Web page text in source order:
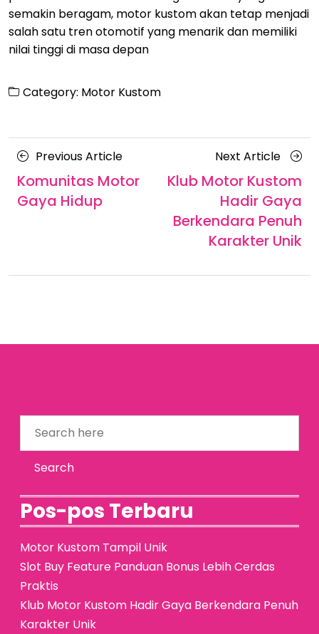
semakin beragam, motor kustom akan tetap menjadi
salah satu tren otomotif yang menarik dan memiliki
nilai tinggi di masa depan
Category: Motor Kustom
Posts
navigation
Previous ArticlePrevious
Article
Komunitas Motor
Gaya Hidup
Next Article
Next
Article
Klub Motor Kustom
Hadir Gaya
Berkendara Penuh
Karakter Unik
Pos-pos Terbaru
Motor Kustom Tampil Unik
Slot Buy Feature Panduan Bonus Lebih Cerdas
Praktis
Klub Motor Kustom Hadir Gaya Berkendara Penuh
Karakter Unik